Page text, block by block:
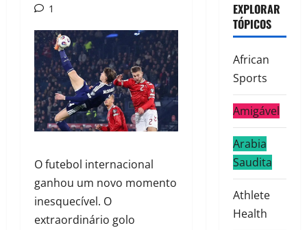
1
O futebol internacional
ganhou um novo momento
inesquecível. O
extraordinário golo
EXPLORAR
TÓPICOS
African
Sports
Amigável
Arabia
Saudita
Athlete
Health